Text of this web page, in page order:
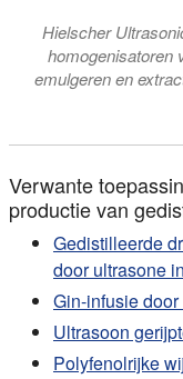
Hielscher
homogenisatoren
emulgeren en
Verwante
productie van
Gedistilleerde
door ultrasone
Gin-infusie
Ultrasoon
Polyfenolrijke